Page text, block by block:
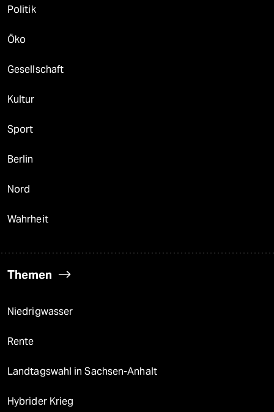
Politik
Öko
Gesellschaft
Kultur
Sport
Berlin
Nord
Wahrheit
Themen
Niedrigwasser
Rente
Landtagswahl in Sachsen-Anhalt
Hybrider Krieg